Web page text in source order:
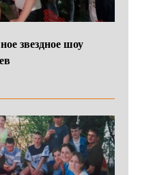
звездное шоу